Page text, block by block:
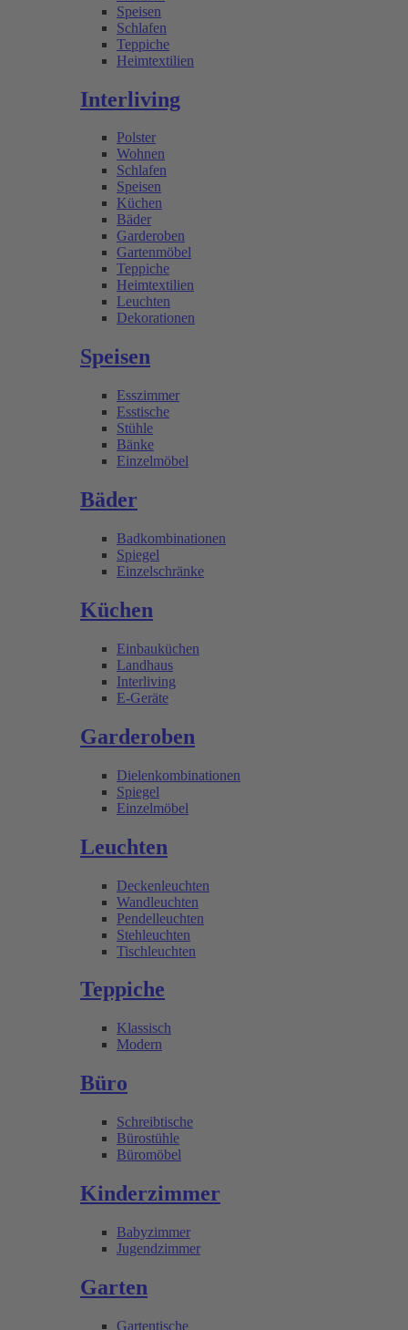
Speisen
Schlafen
Teppiche
Heimtextilien
Interliving
Polster
Wohnen
Schlafen
Speisen
Küchen
Bäder
Garderoben
Gartenmöbel
Teppiche
Heimtextilien
Leuchten
Dekorationen
Speisen
Esszimmer
Esstische
Stühle
Bänke
Einzelmöbel
Bäder
Badkombinationen
Spiegel
Einzelschränke
Küchen
Einbauküchen
Landhaus
Interliving
E-Geräte
Garderoben
Dielenkombinationen
Spiegel
Einzelmöbel
Leuchten
Deckenleuchten
Wandleuchten
Pendelleuchten
Stehleuchten
Tischleuchten
Teppiche
Klassisch
Modern
Büro
Schreibtische
Bürostühle
Büromöbel
Kinderzimmer
Babyzimmer
Jugendzimmer
Garten
Gartentische